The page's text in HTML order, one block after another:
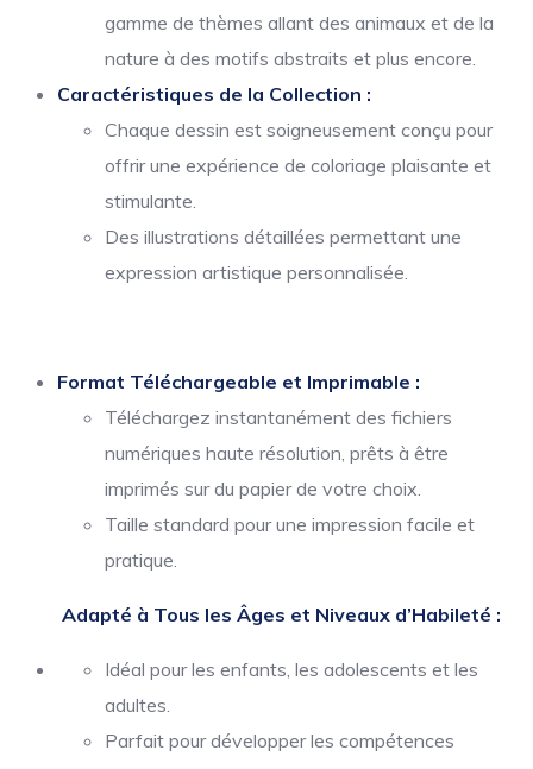
gamme de thèmes allant des animaux et de la
nature à des motifs abstraits et plus encore.
Caractéristiques de la Collection :
Chaque dessin est soigneusement conçu pour
offrir une expérience de coloriage plaisante et
stimulante.
Des illustrations détaillées permettant une
expression artistique personnalisée.
Format Téléchargeable et Imprimable :
Téléchargez instantanément des fichiers
numériques haute résolution, prêts à être
imprimés sur du papier de votre choix.
Taille standard pour une impression facile et
pratique.
Adapté à Tous les Âges et Niveaux d’Habileté :
Idéal pour les enfants, les adolescents et les
adultes.
Parfait pour développer les compétences